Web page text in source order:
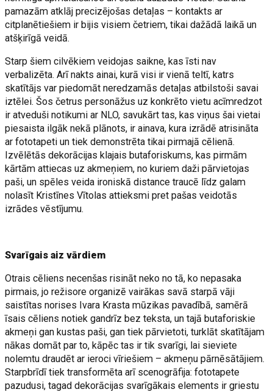
pamazām atklāj precizējošas detaļas – kontakts ar
citplanētiešiem ir bijis visiem četriem, tikai dažādā laikā un
atšķirīgā veidā.
Starp šiem cilvēkiem veidojas saikne, kas īsti nav
verbalizēta. Arī nakts ainai, kurā visi ir vienā teltī, katrs
skatītājs var piedomāt neredzamās detaļas atbilstoši savai
iztēlei. Šos četrus personāžus uz konkrēto vietu acīmredzot
ir atveduši notikumi ar NLO, savukārt tas, kas viņus šai vietai
piesaista ilgāk nekā plānots, ir ainava, kura izrādē atrisināta
ar fototapeti un tiek demonstrēta tikai pirmajā cēlienā.
Izvēlētās dekorācijas klajais butaforiskums, kas pirmām
kārtām attiecas uz akmeņiem, no kuriem daži pārvietojas
paši, un spēles veida ironiskā distance traucē līdz galam
nolasīt Kristīnes Vītolas attieksmi pret pašas veidotās
izrādes vēstījumu.
Svarīgais aiz vārdiem
Otrais cēliens necenšas risināt neko no tā, ko nepasaka
pirmais, jo režisore organizē vairākas savā starpā vāji
saistītas norises Ivara Krasta mūzikas pavadībā, samērā
īsais cēliens notiek gandrīz bez teksta, un tajā butaforiskie
akmeņi gan kustas paši, gan tiek pārvietoti, turklāt skatītājam
nākas domāt par to, kāpēc tas ir tik svarīgi, lai sieviete
nolemtu draudēt ar ieroci vīriešiem – akmeņu pārnēsātājiem.
Starpbrīdī tiek transformēta arī scenogrāfija: fototapete
pazudusi, tagad dekorācijas svarīgākais elements ir griestu